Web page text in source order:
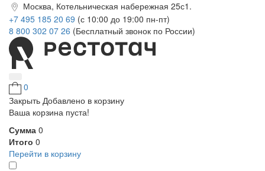
Москва, Котельническая набережная 25с1.
+7 495 185 20 69 (с 10:00 до 19:00 пн-пт)
8 800 302 07 26 (Бесплатный звонок по России)
0
Закрыть Добавлено в корзину
Ваша корзина пуста!
Сумма 0
Итого 0
Перейти в корзину